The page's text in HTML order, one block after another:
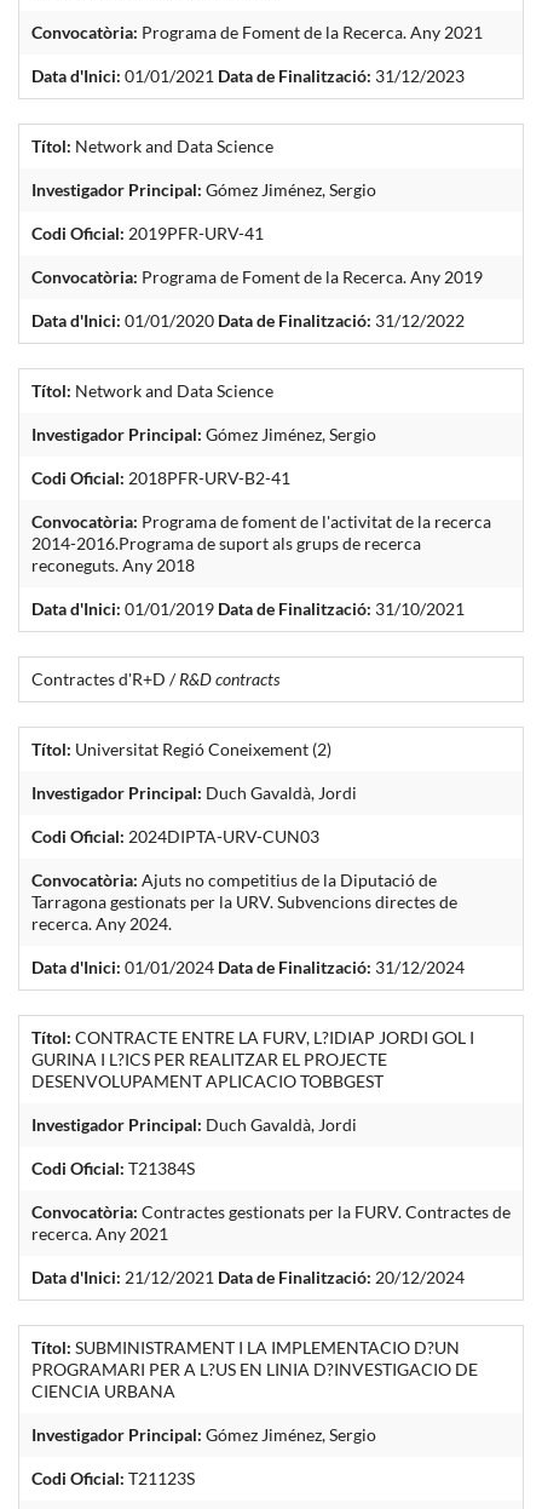
Convocatòria: Programa de Foment de la Recerca. Any 2021
Data d'Inici: 01/01/2021 Data de Finalització: 31/12/2023
Títol: Network and Data Science
Investigador Principal: Gómez Jiménez, Sergio
Codi Oficial: 2019PFR-URV-41
Convocatòria: Programa de Foment de la Recerca. Any 2019
Data d'Inici: 01/01/2020 Data de Finalització: 31/12/2022
Títol: Network and Data Science
Investigador Principal: Gómez Jiménez, Sergio
Codi Oficial: 2018PFR-URV-B2-41
Convocatòria: Programa de foment de l'activitat de la recerca
2014-2016.Programa de suport als grups de recerca
reconeguts. Any 2018
Data d'Inici: 01/01/2019 Data de Finalització: 31/10/2021
Contractes d'R+D /R&D contracts
Títol: Universitat Regió Coneixement (2)
Investigador Principal: Duch Gavaldà, Jordi
Codi Oficial: 2024DIPTA-URV-CUN03
Convocatòria: Ajuts no competitius de la Diputació de
Tarragona gestionats per la URV. Subvencions directes de
recerca. Any 2024.
Data d'Inici: 01/01/2024 Data de Finalització: 31/12/2024
Títol: CONTRACTE ENTRE LA FURV, L?IDIAP JORDI GOL I
GURINA I L?ICS PER REALITZAR EL PROJECTE
DESENVOLUPAMENT APLICACIO TOBBGEST
Investigador Principal: Duch Gavaldà, Jordi
Codi Oficial: T21384S
Convocatòria: Contractes gestionats per la FURV. Contractes de
recerca. Any 2021
Data d'Inici: 21/12/2021 Data de Finalització: 20/12/2024
Títol: SUBMINISTRAMENT I LA IMPLEMENTACIO D?UN
PROGRAMARI PER A L?US EN LINIA D?INVESTIGACIO DE
CIENCIA URBANA
Investigador Principal: Gómez Jiménez, Sergio
Codi Oficial: T21123S